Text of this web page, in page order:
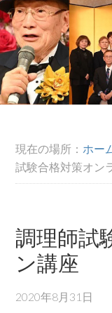
現在の場所： ホー
試験合格対策オン
調理師試
ン講座
2020年8月31日